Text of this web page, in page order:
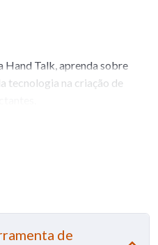
Hand Talk, aprenda sobre
tecnologia na criação de
legendas em tempo real
de